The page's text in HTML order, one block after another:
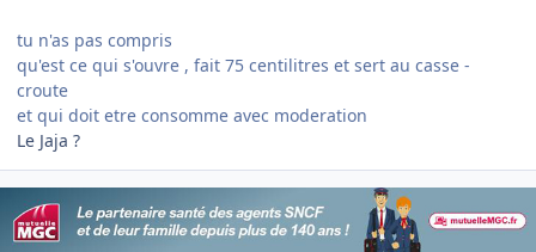
tu n'as pas compris
qu'est ce qui s'ouvre , fait 75 centilitres et sert au casse -
croute
et qui doit etre consomme avec moderation
Le Jaja ?